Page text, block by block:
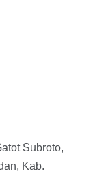
Subroto,
Kab.